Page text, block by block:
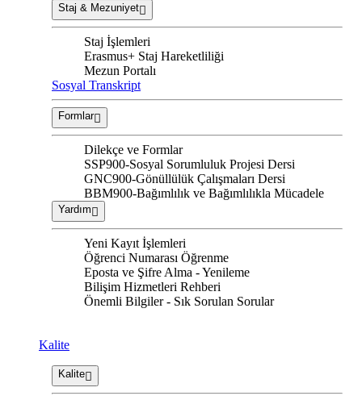
Staj & Mezuniyet
Staj İşlemleri
Erasmus+ Staj Hareketliliği
Mezun Portalı
Sosyal Transkript
Formlar
Dilekçe ve Formlar
SSP900-Sosyal Sorumluluk Projesi Dersi
GNC900-Gönüllülük Çalışmaları Dersi
BBM900-Bağımlılık ve Bağımlılıkla Mücadele
Yardım
Yeni Kayıt İşlemleri
Öğrenci Numarası Öğrenme
Eposta ve Şifre Alma - Yenileme
Bilişim Hizmetleri Rehberi
Önemli Bilgiler - Sık Sorulan Sorular
Kalite
Kalite